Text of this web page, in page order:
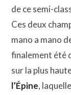
de ce semi-
Ces deux
mano a mano
finalement été
sur la plus
l’Épine,